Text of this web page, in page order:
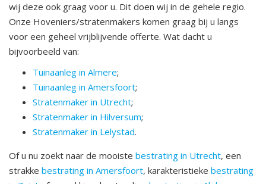
wij deze ook graag voor u. Dit doen wij in de gehele regio.
Onze Hoveniers/stratenmakers komen graag bij u langs
voor een geheel vrijblijvende offerte. Wat dacht u
bijvoorbeeld van:
Tuinaanleg in Almere;
Tuinaanleg in Amersfoort;
Stratenmaker in Utrecht;
Stratenmaker in Hilversum;
Stratenmaker in Lelystad.
Of u nu zoekt naar de mooiste bestrating in Utrecht, een
strakke bestrating in Amersfoort, karakteristieke bestrating